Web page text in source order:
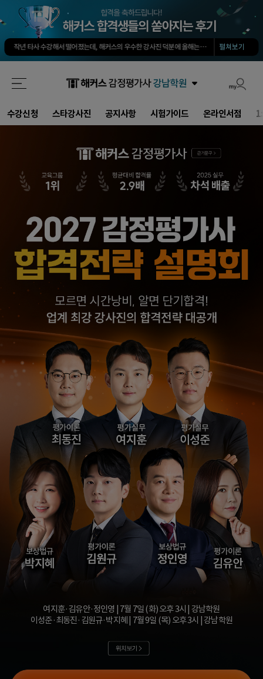
회계 타학원 1타보다 솔직히 500배는 좋아요. 쉽게 고득점 가능합니다.
소*진님
타학원과 비교했을때 가격도 합리적이고, 강의퀄리티가 굉장히 좋아 합격했습니다.
해커스 선생님이 출제하신 동형모의고사 다 풀었는데 적중률 미쳤어요. 시험장에서 깜짝 놀랐습니다.
해커스가 가장 유명하기도 하였고 수업의 퀄리티가 타학원들과 비교하여 남다르다고 생각했습니다.
최대한 적게 공부하면서 합격할 수 있었습니다.-양*성님
타 업계 7년 종사 후 5개월만의 합격, 해커스 덕분에 가능했습니다!-
타학원과 비교했을때 가격도 합리적이고, 강의퀄리티가 굉장히 좋아 합격했습니다.
-김*호님
펼쳐보기
수강신청 스타강사진 공지사항 시험가이드 온라인서점
여지훈·김유안·정인영 | 7월 7일 (화) 오후 3시 | 강남학원
이성준·최동진·김원규·박지혜 | 7월 9일 (목) 오후 3시 | 강남학원